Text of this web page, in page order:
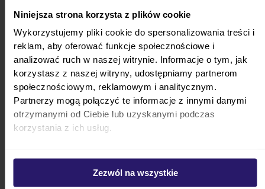
Niniejsza strona korzysta z plików cookie
Wykorzystujemy pliki cookie do spersonalizowania treści i
reklam, aby oferować funkcje społecznościowe i
analizować ruch w naszej witrynie. Informacje o tym, jak
korzystasz z naszej witryny, udostępniamy partnerom
społecznościowym, reklamowym i analitycznym.
Partnerzy mogą połączyć te informacje z innymi danymi
otrzymanymi od Ciebie lub uzyskanymi podczas
korzystania z ich usług.
Zezwól na wszystkie
pod nadzorem osoby dorosłej– nie
pozostawiaj niemowlęcia samego w czasie
posiłku.